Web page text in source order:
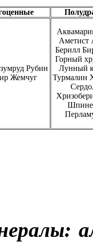
Рубин
Жемчуг
Аметист
Берилл
Горный
Лунный
Турмалин